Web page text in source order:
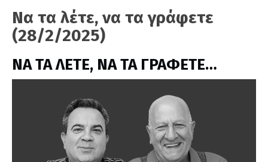
Να τα λέτε, να τα γράφετε
(28/2/2025)
ΝΑ ΤΑ ΛΕΤΕ, ΝΑ ΤΑ ΓΡΑΦΕΤΕ…